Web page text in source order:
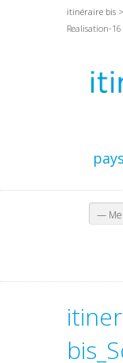
itinéraire bis
Realisation-16
—